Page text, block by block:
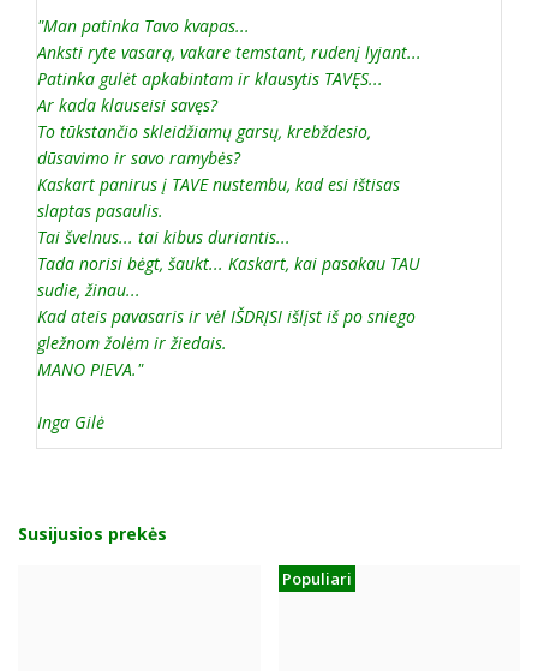
"Man patinka Tavo kvapas...
Anksti ryte vasarą, vakare temstant, rudenį lyjant...
Patinka gulėt apkabintam ir klausytis TAVĘS...
Ar kada klauseisi savęs?
To tūkstančio skleidžiamų garsų, krebždesio,
dūsavimo ir savo ramybės?
Kaskart panirus į TAVE nustembu, kad esi ištisas
slaptas pasaulis.
Tai švelnus... tai kibus duriantis...
Tada norisi bėgt, šaukt... Kaskart, kai pasakau TAU
sudie, žinau...
Kad ateis pavasaris ir vėl IŠDRĮSI išlįst iš po sniego
gležnom žolėm ir žiedais.
MANO PIEVA."
Inga Gilė
Susijusios prekės
Populiari